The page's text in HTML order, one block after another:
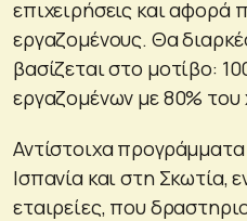
επιχειρήσεις και αφορά
εργαζομένους. Θα
βασίζεται στο μοτίβο:
εργαζομένων με 80% του
Αντίστοιχα
Ισπανία και στη Σκωτία,
εταιρείες, που